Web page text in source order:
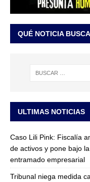
QUÉ NOTICIA
ULTIMAS NOTICIAS
Caso Lili Pink: Fiscalía
de activos y pone bajo
entramado empresarial
Tribunal niega medida